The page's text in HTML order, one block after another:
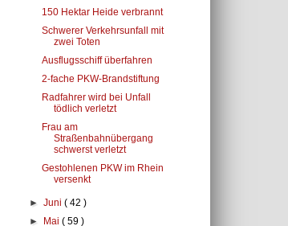
150 Hektar Heide verbrannt
Schwerer Verkehrsunfall mit
zwei Toten
Ausflugsschiff überfahren
2-fache PKW-Brandstiftung
Radfahrer wird bei Unfall
tödlich verletzt
Frau am
Straßenbahnübergang
schwerst verletzt
Gestohlenen PKW im Rhein
versenkt
►Juni( 42 )
►
Mai( 59 )